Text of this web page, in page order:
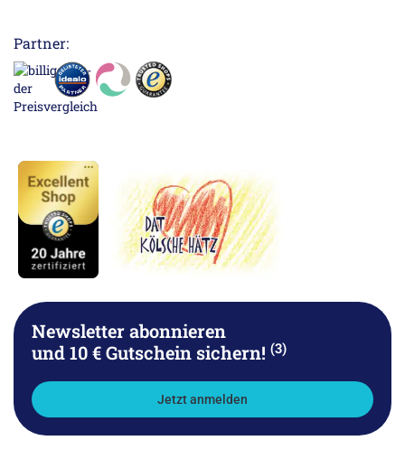
Partner:
Newsletter abonnieren
und 10 € Gutschein sichern! (3)
Jetzt anmelden